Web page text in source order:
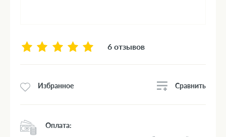
6 отзывов
Избранное Сравнить
Оплата: